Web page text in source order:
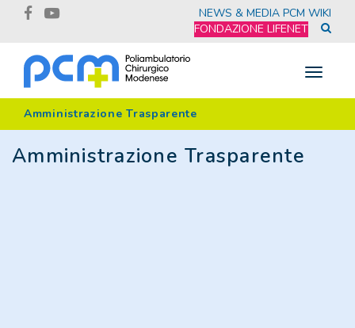
NEWS & MEDIA PCM WIKI
FONDAZIONE LIFENET
Toggle
Amministrazione Trasparente
Amministrazione Trasparente